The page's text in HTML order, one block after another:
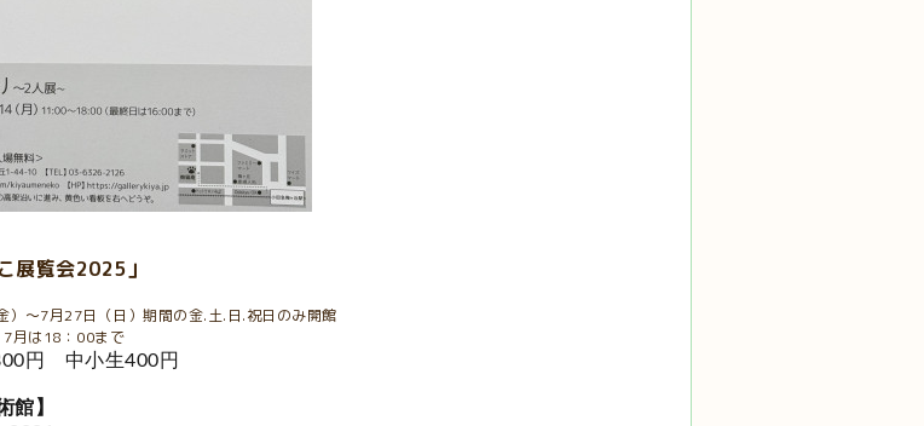
展覧会2025」
）～7月27日（日）期間の金.土.日.祝日のみ開館
月は18：00まで
円 中小生400円
館】